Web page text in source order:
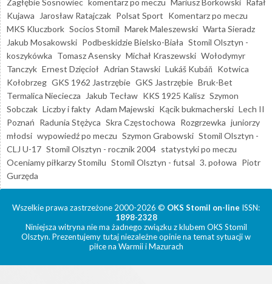
Kujawa
Jarosław Ratajczak Polsat Sport Komentarz po meczu
MKS Kluczbork Socios Stomil Marek Maleszewski Warta Sieradz
Jakub Mosakowski Podbeskidzie Bielsko-Biała Stomil Olsztyn -
koszykówka Tomasz Asensky Michał Kraszewski Wołodymyr
Tanczyk Ernest Dzięcioł Adrian Stawski Lukáš Kubáň Kotwica
Kołobrzeg GKS 1962 Jastrzębie GKS Jastrzębie Bruk-Bet
Termalica Nieciecza
Jakub Tecław KKS 1925 Kalisz Szymon
Sobczak Liczby i fakty Adam Majewski Kącik bukmacherski Lech II
Poznań Radunia Stężyca Skra Częstochowa Rozgrzewka juniorzy
młodsi wypowiedź po meczu Szymon Grabowski Stomil Olsztyn -
CLJ U-17 Stomil Olsztyn - rocznik 2004 statystyki po meczu
Oceniamy piłkarzy Stomilu Stomil Olsztyn - futsal 3. połowa Piotr
Gurzęda
Wszelkie prawa zastrzeżone 2000-2026 © OKS Stomil on-line ISSN:
1898-2328
Niniejsza witryna nie ma żadnego związku z klubem OKS Stomil
Olsztyn. Prezentujemy tutaj niezależne opinie na temat sytuacji w
piłce na Warmii i Mazurach